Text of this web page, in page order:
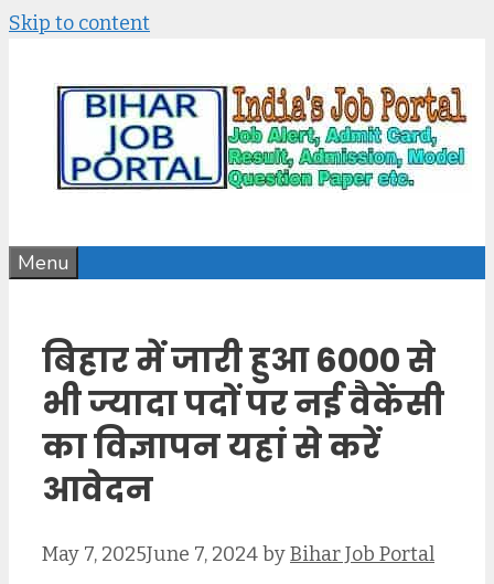
Skip to content
Menu
बिहार में जारी हुआ 6000 से
भी ज्यादा पदों पर नई वैकेंसी
का विज्ञापन यहां से करें
आवेदन
May 7, 2025June 7, 2024byBihar Job Portal